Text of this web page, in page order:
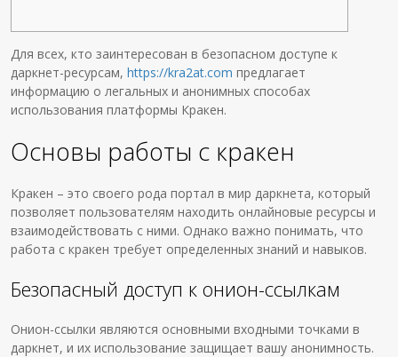
Для всех, кто заинтересован в безопасном доступе к
даркнет-ресурсам,https://kra2at.com предлагает
информацию о легальных и анонимных способах
использования платформы Кракен.
Основы работы с кракен
Кракен – это своего рода портал в мир даркнета, который
позволяет пользователям находить онлайновые ресурсы и
взаимодействовать с ними. Однако важно понимать, что
работа с кракен требует определенных знаний и навыков.
Безопасный доступ к онион-ссылкам
Онион-ссылки являются основными входными точками в
даркнет, и их использование защищает вашу анонимность.